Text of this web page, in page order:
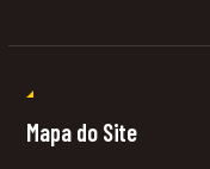
Mapa do Site